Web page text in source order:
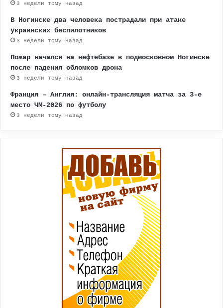
3 недели тому назад
В Ногинске два человека пострадали при атаке
украинских беспилотников
3 недели тому назад
Пожар начался на нефтебазе в подмосковном Ногинске
после падения обломков дрона
3 недели тому назад
Франция – Англия: онлайн-трансляция матча за 3-е
место ЧМ-2026 по футболу
3 недели тому назад